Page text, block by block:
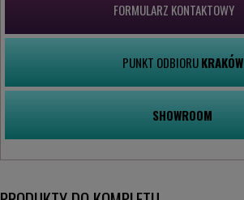
FORMULARZ KONTAKTOWY
PUNKT ODBIORUKRAKÓW
SHOWROOM